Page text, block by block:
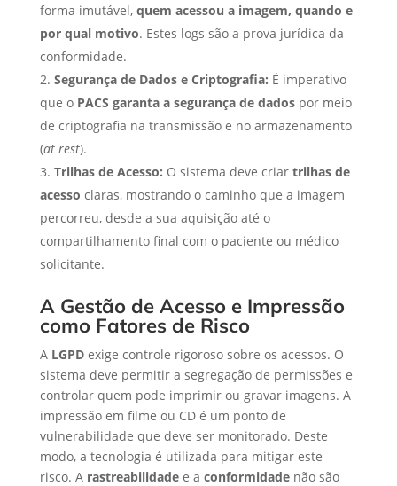
forma imutável, quem acessou a imagem, quando e
por qual motivo. Estes logs são a prova jurídica da
conformidade.
Segurança de Dados e Criptografia: É imperativo
que o PACS garanta a segurança de dadospor meio
de criptografia na transmissão e no armazenamento
(at rest).
Trilhas de Acesso: O sistema deve criar trilhas de
acesso claras, mostrando o caminho que a imagem
percorreu, desde a sua aquisição até o
compartilhamento final com o paciente ou médico
solicitante.
A Gestão de Acesso e Impressão
como Fatores de Risco
A LGPDexige controle rigoroso sobre os acessos. O
sistema deve permitir a segregação de permissões e
controlar quem pode imprimir ou gravar imagens. A
impressão em filme ou CD é um ponto de
vulnerabilidade que deve ser monitorado. Deste
modo, a tecnologia é utilizada para mitigar este
risco. A rastreabilidadee a conformidadenão são